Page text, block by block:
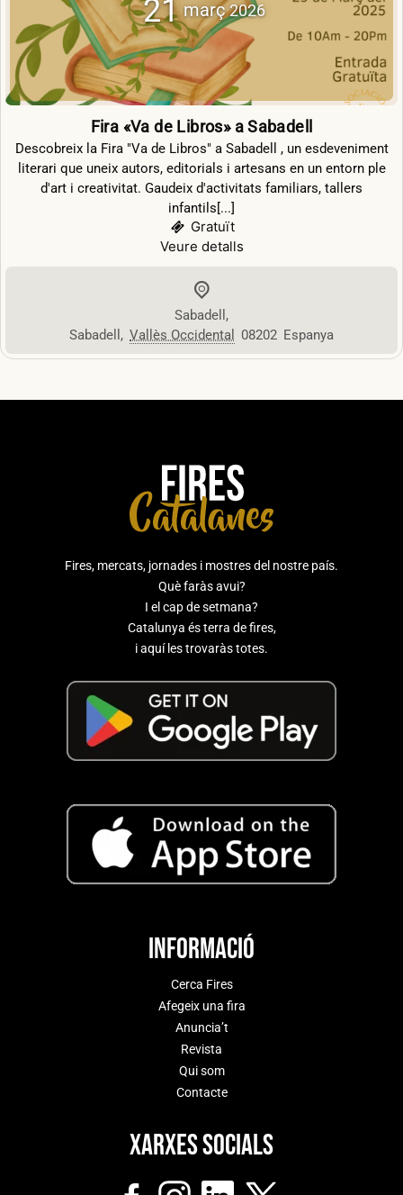
21 març 2026
Fira «Va de Libros» a Sabadell
Descobreix la Fira "Va de Libros" a Sabadell , un esdeveniment
literari que uneix autors, editorials i artesans en un entorn ple
d'art i creativitat. Gaudeix d'activitats familiars, tallers
infantils[...]
Gratuït
Veure detalls
Sabadell ,
Sabadell , Vallès Occidental 08202 Espanya
Fires, mercats, jornades i mostres del nostre país.
Què faràs avui?
I el cap de setmana?
Catalunya és terra de fires,
i aquí les trovaràs totes.
Informació
Cerca Fires
Afegeix una fira
Anuncia’t
Revista
Qui som
Contacte
Xarxes socials